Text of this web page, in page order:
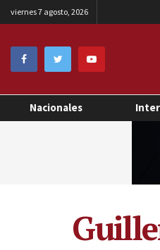
viernes 7 agosto, 2026
Nacionales